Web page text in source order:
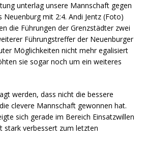
unterlag unsere Mannschaft gegen
Neuenburg mit 2:4. Andi Jentz (Foto)
die Führungen der Grenzstädter zwei
Führungstreffer der Neuenburger
Möglichkeiten nicht mehr egalisiert
sie sogar noch um ein weiteres
werden, dass nicht die bessere
clevere Mannschaft gewonnen hat.
sich gerade im Bereich Einsatzwillen
stark verbessert zum letzten